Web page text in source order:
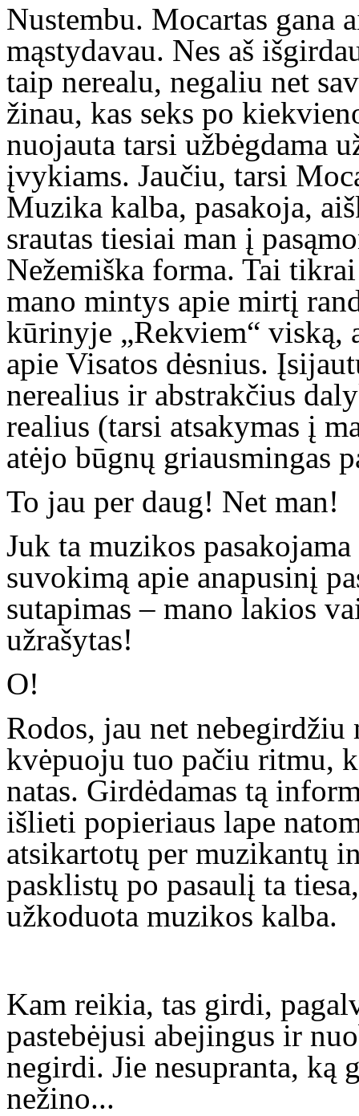
Nustembu. Mocartas gana
mąstydavau. Nes aš
taip nerealu, negaliu net
žinau, kas seks po
nuojauta tarsi užbėgdama
įvykiams. Jaučiu, tarsi
Muzika kalba, pasakoja,
srautas tiesiai man į
Nežemiška forma. Tai
mano mintys apie mirtį
kūrinyje „Rekviem“ viską,
apie Visatos dėsnius.
nerealius ir abstrakčius
realius (tarsi atsakymas į
atėjo būgnų griausmingas
To jau per daug! Net man!
Juk ta muzikos
suvokimą apie anapusinį
sutapimas – mano lakios
užrašytas!
O!
Rodos, jau net
kvėpuoju tuo pačiu ritmu,
natas. Girdėdamas tą
išlieti popieriaus lape
atsikartotų per muzikantų
pasklistų po pasaulį ta
užkoduota muzikos kalba.
Kam reikia, tas girdi,
pastebėjusi abejingus ir
negirdi. Jie nesupranta, ką
nežino...